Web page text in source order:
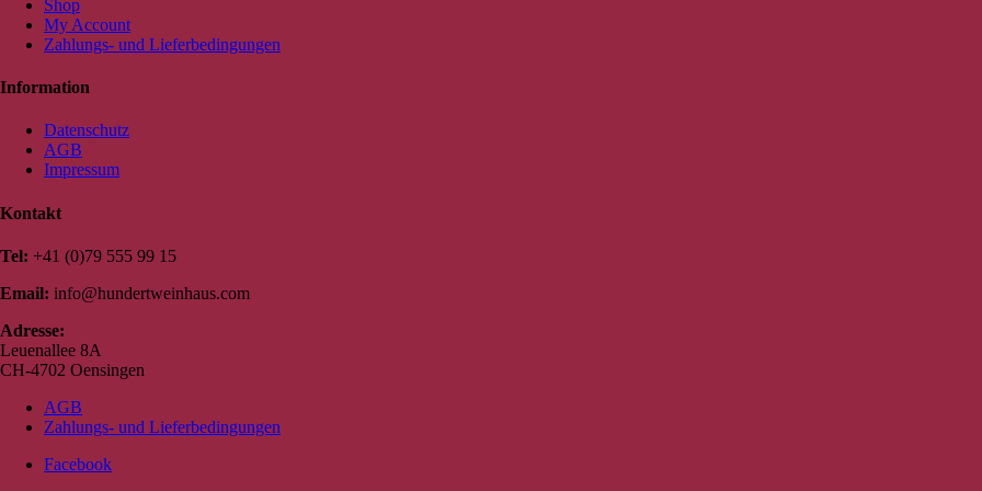
Shop
My Account
Zahlungs- und Lieferbedingungen
Information
Datenschutz
AGB
Impressum
Kontakt
Tel: +41 (0)79 555 99 15
Email: info@hundertweinhaus.com
Adresse:
Leuenallee 8A
CH-4702 Oensingen
AGB
Zahlungs- und Lieferbedingungen
Facebook